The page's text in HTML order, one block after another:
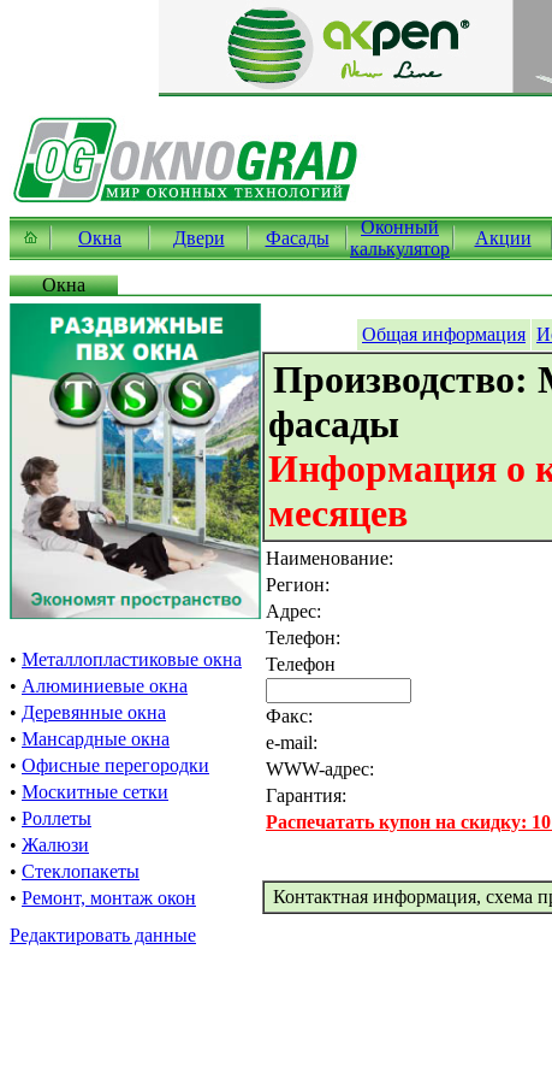
Окна Двери Фасады
Оконный
калькулятор
Акции
Окна
• Металлопластиковые окна
• Алюминиевые окна
• Деревянные окна
• Мансардные окна
• Офисные перегородки
• Москитные сетки
• Роллеты
• Жалюзи
• Стеклопакеты
• Ремонт, монтаж окон
Общая информация
Производство:
фасады
Информация о
месяцев
Наименование:
Регион:
Адрес:
Телефон:
Телефон
Факс:
e-mail:
WWW-адрес:
Гарантия:
Распечатать купон на скидку:
Контактная информация, схема
Редактировать данные